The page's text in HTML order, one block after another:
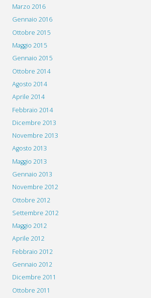
Marzo 2016
Gennaio 2016
Ottobre 2015
Maggio 2015
Gennaio 2015
Ottobre 2014
Agosto 2014
Aprile 2014
Febbraio 2014
Dicembre 2013
Novembre 2013
Agosto 2013
Maggio 2013
Gennaio 2013
Novembre 2012
Ottobre 2012
Settembre 2012
Maggio 2012
Aprile 2012
Febbraio 2012
Gennaio 2012
Dicembre 2011
Ottobre 2011